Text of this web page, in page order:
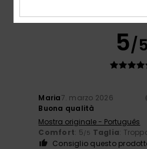
5/5
Maria7. marzo 2026
Buona qualità
Mostra originale - Português
Comfort: 5/5 Taglia:
Consiglio questo